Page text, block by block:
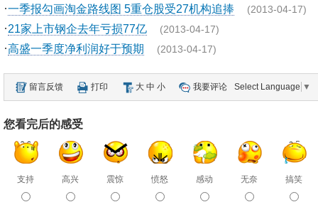
·一季报勾画淘金路线图 5重仓股受27机构追捧 (2013-04-17)
·21家上市钢企去年亏损77亿 (2013-04-17)
·高盛一季度净利润好于预期 (2013-04-17)
留言反馈 打印 大 中 小 我要评论 Select Language ▼
您看完后的感受
支持 高兴 震惊 愤怒 感动 无奈 搞笑